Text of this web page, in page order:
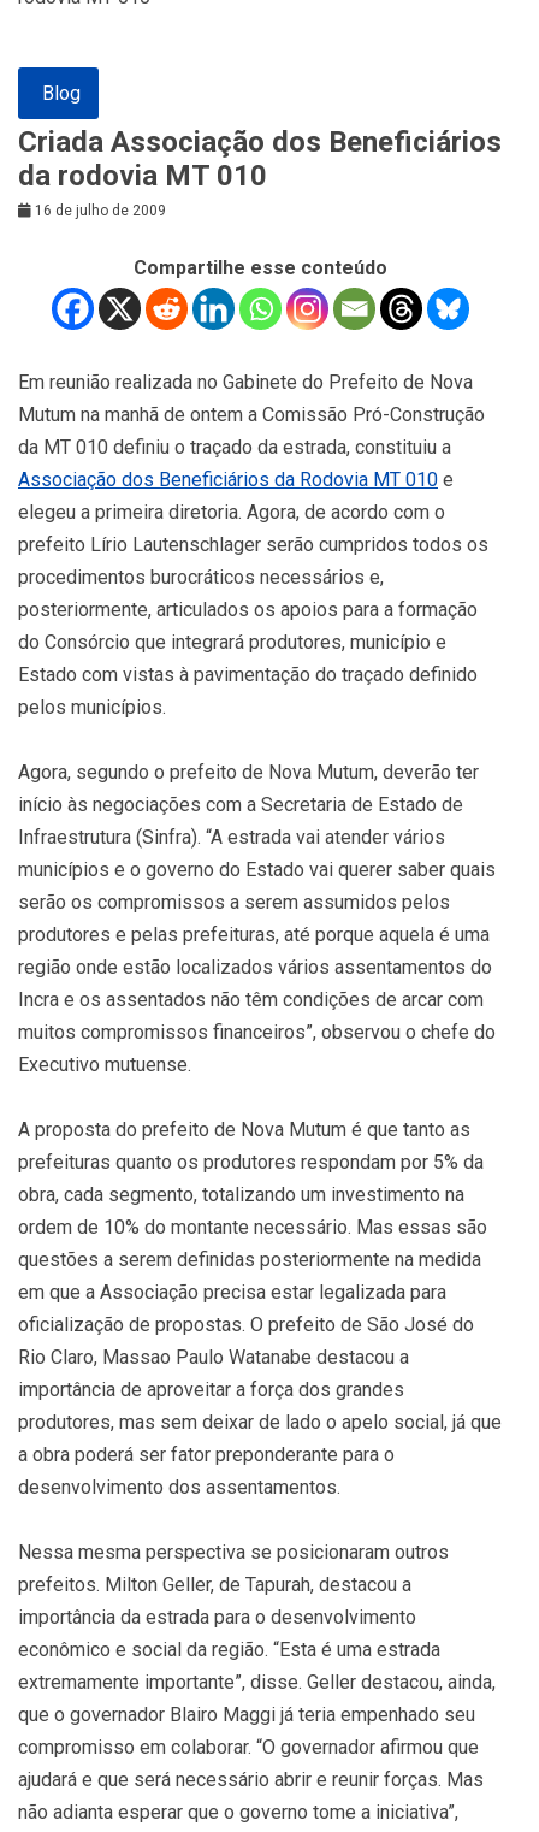
Blog
Criada Associação dos Beneficiários
da rodovia MT 010
16 de julho de 2009
Compartilhe esse conteúdo
Em reunião realizada no Gabinete do Prefeito de Nova
Mutum na manhã de ontem a Comissão Pró-Construção
da MT 010 definiu o traçado da estrada, constituiu a
Associação dos Beneficiários da Rodovia MT 010 e
elegeu a primeira diretoria. Agora, de acordo com o
prefeito Lírio Lautenschlager serão cumpridos todos os
procedimentos burocráticos necessários e,
posteriormente, articulados os apoios para a formação
do Consórcio que integrará produtores, município e
Estado com vistas à pavimentação do traçado definido
pelos municípios.
Agora, segundo o prefeito de Nova Mutum, deverão ter
início às negociações com a Secretaria de Estado de
Infraestrutura (Sinfra). “A estrada vai atender vários
municípios e o governo do Estado vai querer saber quais
serão os compromissos a serem assumidos pelos
produtores e pelas prefeituras, até porque aquela é uma
região onde estão localizados vários assentamentos do
Incra e os assentados não têm condições de arcar com
muitos compromissos financeiros”, observou o chefe do
Executivo mutuense.
A proposta do prefeito de Nova Mutum é que tanto as
prefeituras quanto os produtores respondam por 5% da
obra, cada segmento, totalizando um investimento na
ordem de 10% do montante necessário. Mas essas são
questões a serem definidas posteriormente na medida
em que a Associação precisa estar legalizada para
oficialização de propostas. O prefeito de São José do
Rio Claro, Massao Paulo Watanabe destacou a
importância de aproveitar a força dos grandes
produtores, mas sem deixar de lado o apelo social, já que
a obra poderá ser fator preponderante para o
desenvolvimento dos assentamentos.
Nessa mesma perspectiva se posicionaram outros
prefeitos. Milton Geller, de Tapurah, destacou a
importância da estrada para o desenvolvimento
econômico e social da região. “Esta é uma estrada
extremamente importante”, disse. Geller destacou, ainda,
que o governador Blairo Maggi já teria empenhado seu
compromisso em colaborar. “O governador afirmou que
ajudará e que será necessário abrir e reunir forças. Mas
não adianta esperar que o governo tome a iniciativa”,